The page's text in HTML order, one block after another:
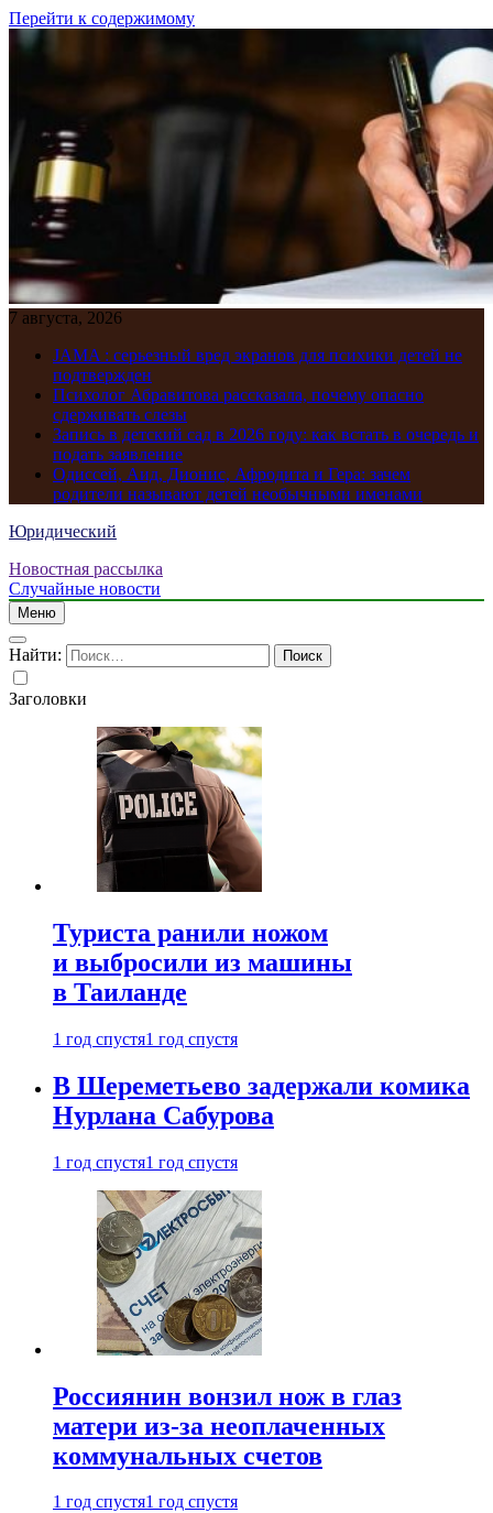
Перейти к содержимому
7 августа, 2026
JAMA : серьезный вред экранов для психики детей не
подтвержден
Психолог Абравитова рассказала, почему опасно
сдерживать слезы
Запись в детский сад в 2026 году: как встать в очередь и
подать заявление
Одиссей, Аид, Дионис, Афродита и Гера: зачем
родители называют детей необычными именами
Юридический
Новостная рассылка
Случайные новости
Меню
Найти:
Заголовки
Туриста ранили ножом
и выбросили из машины
в Таиланде
1 год спустя1 год спустя
В Шереметьево задержали комика
Нурлана Сабурова
1 год спустя1 год спустя
Россиянин вонзил нож в глаз
матери из-за неоплаченных
коммунальных счетов
1 год спустя1 год спустя